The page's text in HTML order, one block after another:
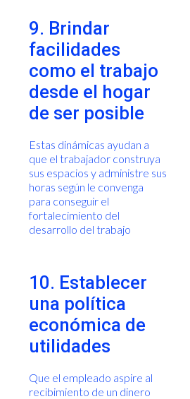
9. Brindar
facilidades
como el trabajo
desde el hogar
de ser posible
Estas dinámicas ayudan a
que el trabajador construya
sus espacios y administre sus
horas según le convenga
para conseguir el
fortalecimiento del
desarrollo del trabajo
10. Establecer
una política
económica de
utilidades
Que el empleado aspire al
recibimiento de un dinero